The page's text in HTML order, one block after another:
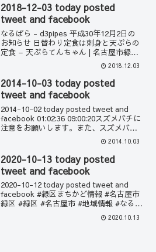
2018-12-03 today posted
tweet and facebook
なるぱら - d3pipes 平成30年12月2日の
お知らせ 日替わり定食は刺身と天ぷらの
定食 – 天ぷらてんちゃん | 名古屋市緑区
鳴海 #天ぷら #天丼 #かき揚げ #名古屋 #
緑区… 00:41:42 なるぱら - d3pipes な...
2018.12.03
2014-10-03 today posted
tweet and facebook
2014-10-02 today posted tweet and
facebook 01:02:36 09:00:20スズメバチに
注意をお願いします。また、スズメバチ
の巣を発見されたら、近づかずに大高緑
地管理事務所に連絡してください (0...
2014.10.03
2020-10-13 today posted
tweet and facebook
2020-10-12 today posted tweet and
facebook #緑区まちかど情報 #名古屋市
緑区 #緑区 #名古屋市 #地域情報 #なるぱ
ら 01:12:162020-10-12にtwitterでつぶや
2020.10.13